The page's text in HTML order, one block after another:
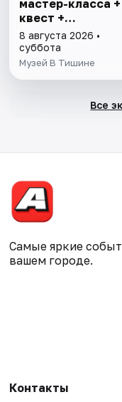
мастер-класса +
квест +
интерактивная
экскурсия
8 августа 2026 •
суббота
Музей В Тишине
Все
Самые яркие
вашем городе.
Контакты